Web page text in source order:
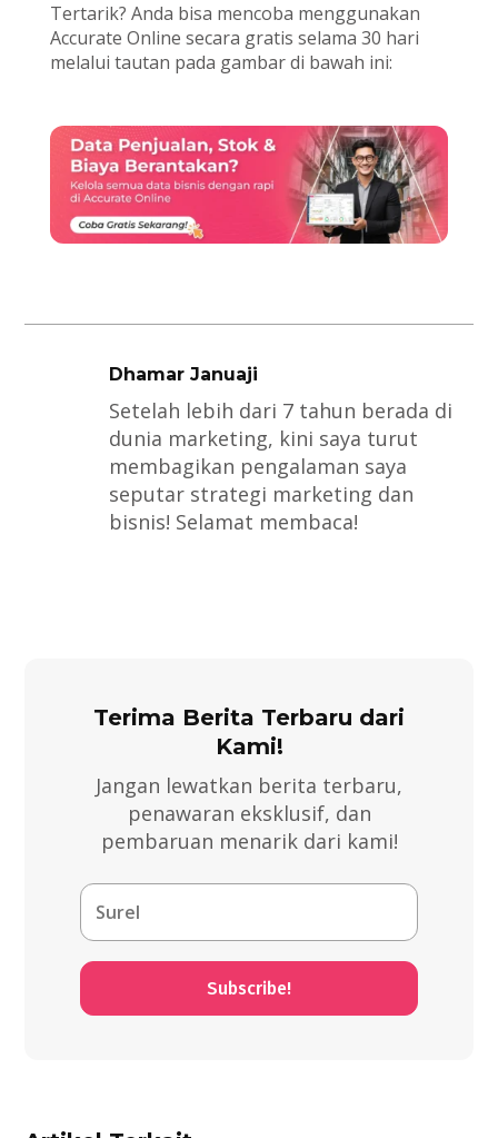
Tertarik? Anda bisa mencoba menggunakan
Accurate Online secara gratis selama 30 hari
melalui tautan pada gambar di bawah ini:
Dhamar Januaji
Setelah lebih dari 7 tahun berada di
dunia marketing, kini saya turut
membagikan pengalaman saya
seputar strategi marketing dan
bisnis! Selamat membaca!
Terima Berita Terbaru dari
Kami!
Jangan lewatkan berita terbaru,
penawaran eksklusif, dan
pembaruan menarik dari kami!
Subscribe!